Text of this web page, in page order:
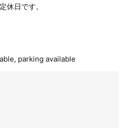
休日です。
parking available